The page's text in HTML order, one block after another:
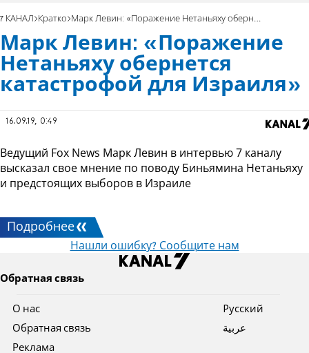
7 КАНАЛ Кратко Марк Левин: «Поражение Нетаньяху обернется катастрофой для Израиля»
Марк Левин: «Поражение
Нетаньяху обернется
катастрофой для Израиля»
16.09.19, 0:49
Ведущий Fox News Марк Левин в интервью 7 каналу
высказал свое мнение по поводу Биньямина Нетаньяху
и предстоящих выборов в Израиле
Подробнее
Нашли ошибку? Сообщите нам
Обратная связь
О нас
Обратная связь
Реклама
Pусский
عربية